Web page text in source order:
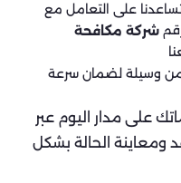
على التعامل مع
شركة مكافحة
من وسيلة لضمان سرعة
على مدار اليوم عبر
الحالة بشكل